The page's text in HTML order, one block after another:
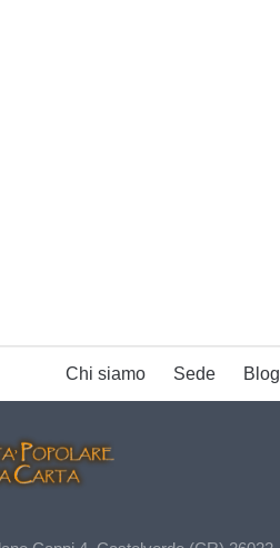
Chi siamo Sede Blog